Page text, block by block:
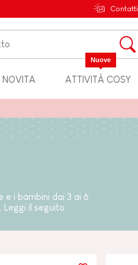
Contatti
NOVITA ATTIVITÀ COSY
Nuove
e i bambini dai 3 ai 6
Leggi il seguito